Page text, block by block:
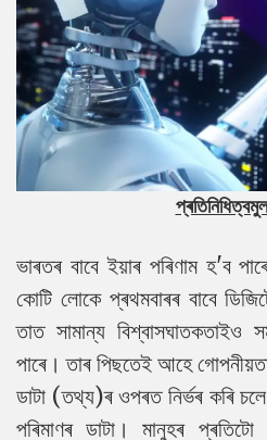
ভাৰতৰ বাবে ইয়াৰ পৰিণাম হ'ব
কোটি লোকে প্ৰথমবাৰৰ বাবে
তাত সামান্য বিশ্বাসঘাতকতাইও
পাৰে। তাৰ পিছতেই আহে
ডাটা (তথ্য)ৰ ওপৰত নিৰ্ভৰ কৰি
পৰিমাণৰ ডাটা। মানুহৰ